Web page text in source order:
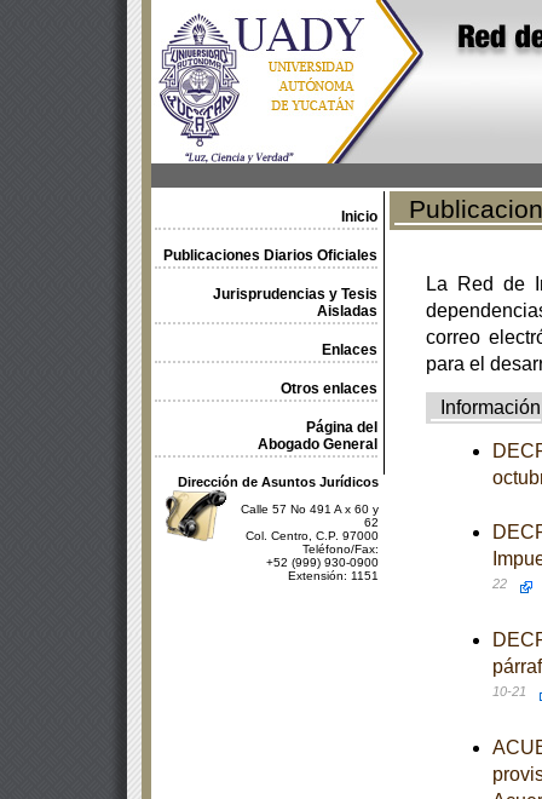
Inicio
Publicaciones Diarios Oficiales
Jurisprudencias y Tesis
Aisladas
Enlaces
Otros enlaces
Página del
Abogado General
Dirección de Asuntos Jurídicos
Calle 57 No 491 A x 60 y
62
Col. Centro, C.P. 97000
Teléfono/Fax:
+52 (999) 930-0900
Extensión: 1151
La Red de
correo
para el
Información
22
10-21